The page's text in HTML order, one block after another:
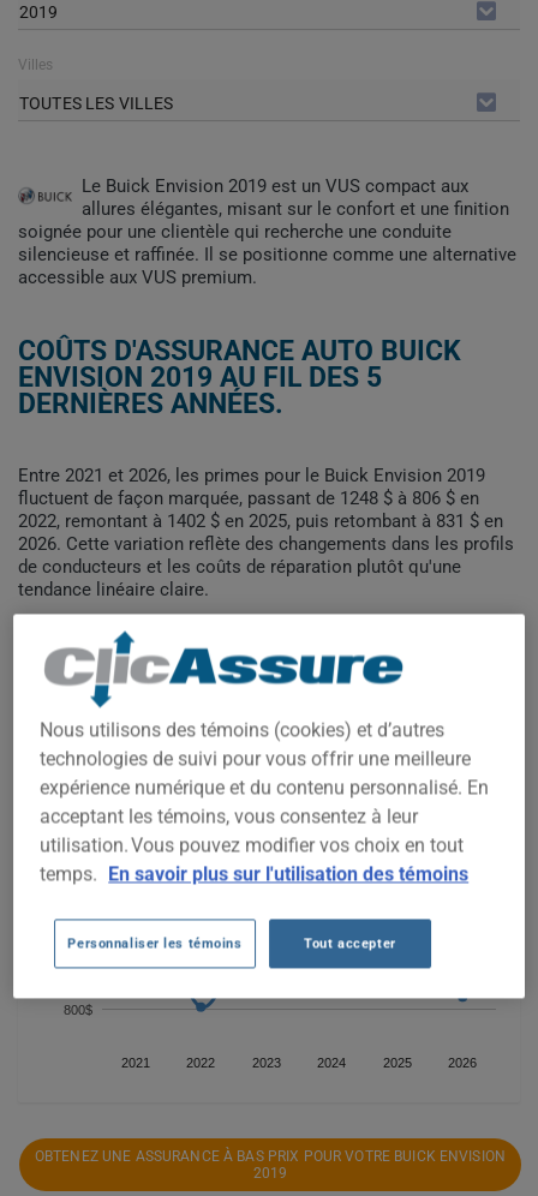
2019
Villes
TOUTES LES VILLES
Le Buick Envision 2019 est un VUS compact aux
allures élégantes, misant sur le confort et une finition
soignée pour une clientèle qui recherche une conduite
silencieuse et raffinée. Il se positionne comme une alternative
accessible aux VUS premium.
COÛTS D'ASSURANCE AUTO BUICK
ENVISION 2019 AU FIL DES 5
DERNIÈRES ANNÉES.
Entre 2021 et 2026, les primes pour le Buick Envision 2019
fluctuent de façon marquée, passant de 1248 $ à 806 $ en
2022, remontant à 1402 $ en 2025, puis retombant à 831 $ en
2026. Cette variation reflète des changements dans les profils
de conducteurs et les coûts de réparation plutôt qu'une
tendance linéaire claire.
ENVISION 2019, il est plus important que jamais de comparer
les options disponibles.
2021 2022 2023 2024 2025 2026
800$
1 200$
1 400$
OBTENEZ UNE ASSURANCE À BAS PRIX POUR VOTRE BUICK ENVISION
2019
Nous utilisons des témoins (cookies) et d’autres
technologies de suivi pour vous offrir une meilleure
expérience numérique et du contenu personnalisé. En
acceptant les témoins, vous consentez à leur
utilisation. Vous pouvez modifier vos choix en tout
temps. En savoir plus sur l'utilisation des témoins
Personnaliser les témoins Tout accepter